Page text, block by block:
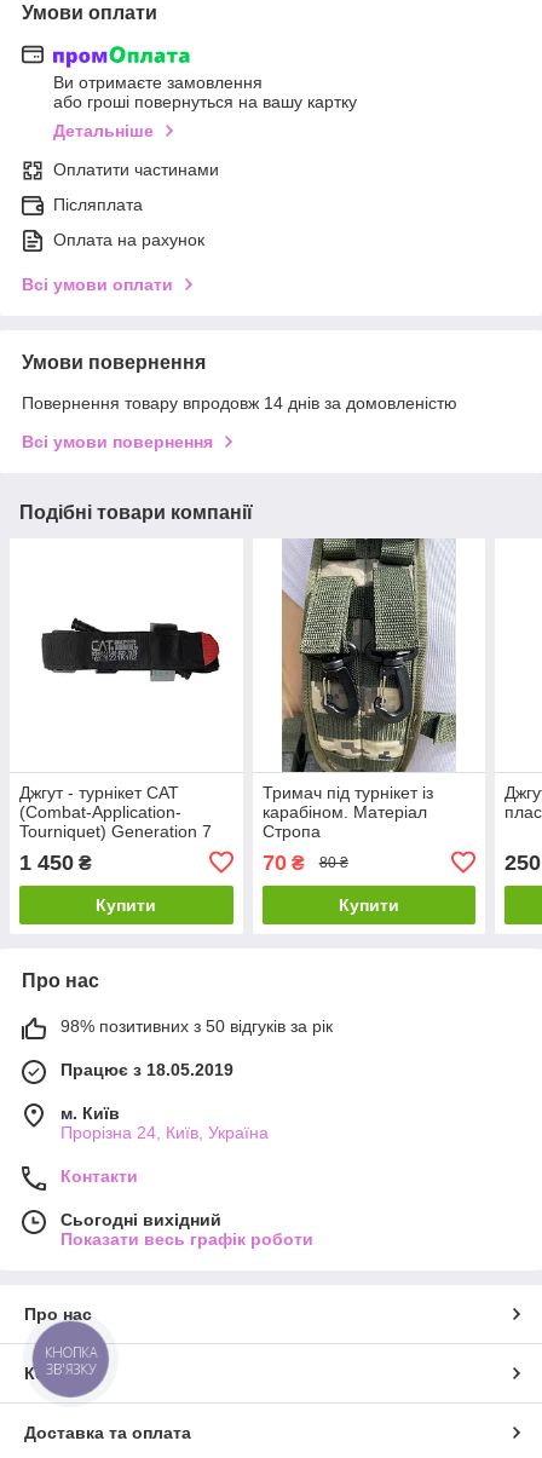
Умови оплати
Ви отримаєте замовлення
або гроші повернуться на вашу картку
Детальніше
Оплатити частинами
Післяплата
Оплата на рахунок
Всі умови оплати
Умови повернення
Повернення товару впродовж 14 днів за домовленістю
Всі умови повернення
Подібні товари компанії
Джгут - турнікет CAT
(Combat-Application-
Tourniquet) Generation 7
1 450 ₴
Купити
Тримач під турнікет із
карабіном. Матеріал
Стропа
70₴ 80 ₴
Купити
250
Про нас
98% позитивних з 50 відгуків за рік
Працює з 18.05.2019
м. Київ
Прорізна 24, Київ, Україна
Контакти
Сьогодні вихідний
Показати весь графік роботи
Про нас
Контакти
Доставка та оплата
КНОПКА
ЗВ'ЯЗКУ